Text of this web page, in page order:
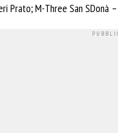
Prato; M-Three San SDonà –